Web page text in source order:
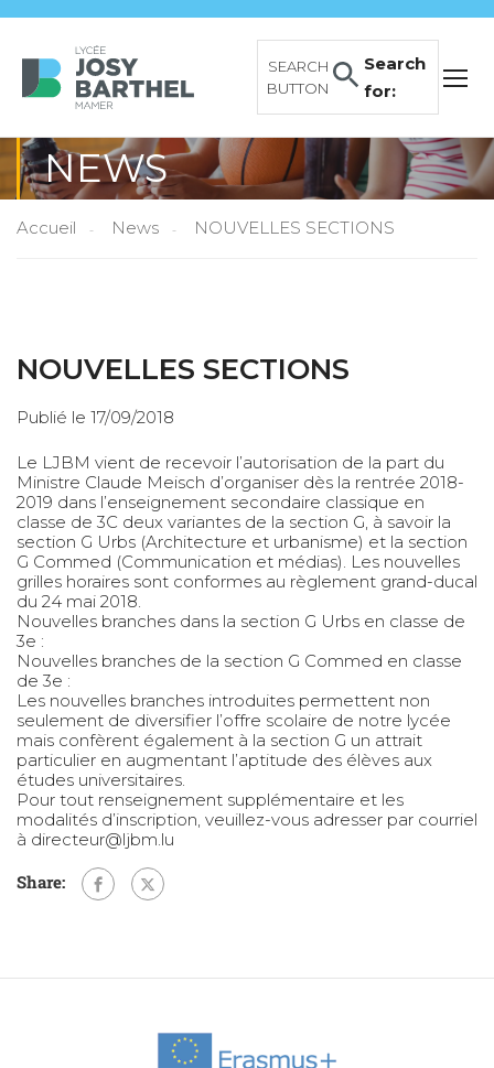
Search
for:
SEARCH
BUTTON
NEWS
Accueil News NOUVELLES SECTIONS
NOUVELLES SECTIONS
Publié le 17/09/2018
Le LJBM vient de recevoir l’autorisation de la part du
Ministre Claude Meisch d’organiser dès la rentrée 2018-
2019 dans l’enseignement secondaire classique en
classe de 3C deux variantes de la section G, à savoir la
section G Urbs (Architecture et urbanisme) et la section
G Commed (Communication et médias). Les nouvelles
grilles horaires sont conformes au règlement grand-ducal
du 24 mai 2018.
Nouvelles branches dans la section G Urbs en classe de
3e :
Nouvelles branches de la section G Commed en classe
de 3e :
Les nouvelles branches introduites permettent non
seulement de diversifier l’offre scolaire de notre lycée
mais confèrent également à la section G un attrait
particulier en augmentant l’aptitude des élèves aux
études universitaires.
Pour tout renseignement supplémentaire et les
modalités d’inscription, veuillez-vous adresser par courriel
à directeur@ljbm.lu
Share: